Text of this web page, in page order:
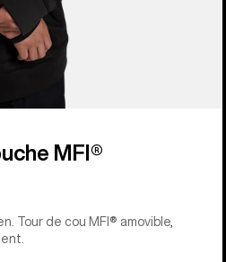
MFI®
Tour de cou MFI® amovible,